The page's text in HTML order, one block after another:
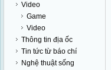
Video
Game
Video
Thông tin địa ốc
Tin tức từ báo chí
Nghệ thuật sống